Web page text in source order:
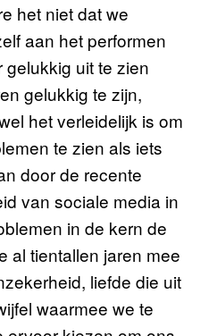
het niet dat we
aan het performen
uit te zien
gelukkig te zijn,
het verleidelijk is om
te zien als iets
door de recente
van sociale media in
in de kern de
al tientallen jaren mee
liefde die uit
waarmee we te